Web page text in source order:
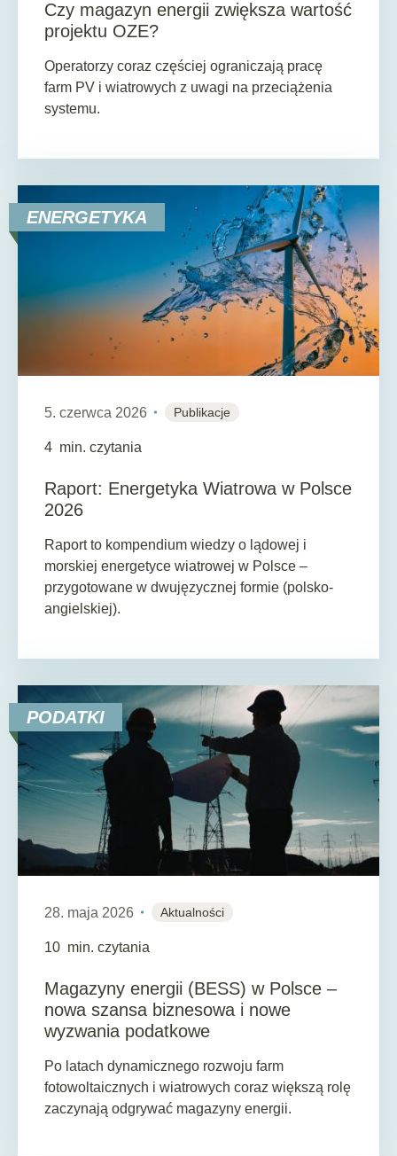
Czy magazyn energii zwiększa wartość
projektu OZE?
Operatorzy coraz częściej ograniczają pracę
farm PV i wiatrowych z uwagi na przeciążenia
systemu.
ENERGETYKA
5. czerwca 2026 Publikacje
4 min. czytania
Raport: Energetyka Wiatrowa w Polsce
2026
Raport to kompendium wiedzy o lądowej i
morskiej energetyce wiatrowej w Polsce –
przygotowane w dwujęzycznej formie (polsko-
angielskiej).
PODATKI
28. maja 2026 Aktualności
10 min. czytania
Magazyny energii (BESS) w Polsce –
nowa szansa biznesowa i nowe
wyzwania podatkowe
Po latach dynamicznego rozwoju farm
fotowoltaicznych i wiatrowych coraz większą rolę
zaczynają odgrywać magazyny energii.